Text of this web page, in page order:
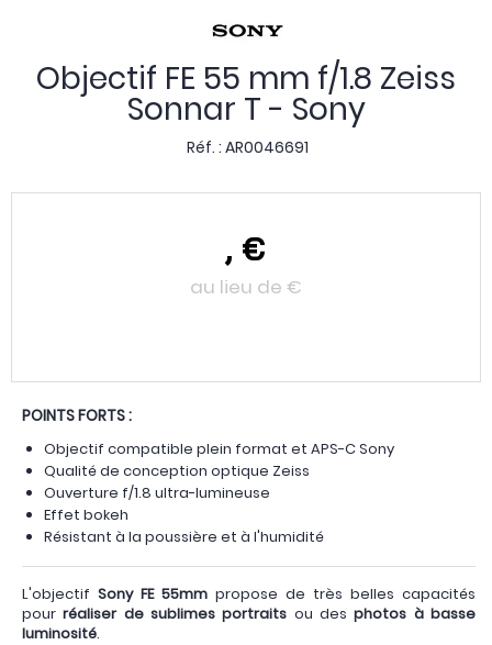
Objectif FE 55 mm f/1.8 Zeiss
Sonnar T - Sony
Réf. : AR0046691
, €
au lieu de €
POINTS FORTS :
Objectif compatible plein format et APS-C Sony
Qualité de conception optique Zeiss
Ouverture f/1.8 ultra-lumineuse
Effet bokeh
Résistant à la poussière et à l'humidité
L'objectif Sony FE 55mm propose de très belles capacités
pourréaliser de sublimes portraits ou desphotos à basse
luminosité.